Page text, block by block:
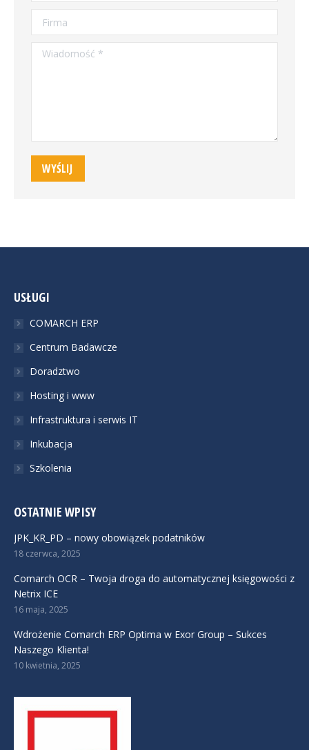
Firma
Wiadomość *
WYŚLIJ
USŁUGI
COMARCH ERP
Centrum Badawcze
Doradztwo
Hosting i www
Infrastruktura i serwis IT
Inkubacja
Szkolenia
OSTATNIE WPISY
JPK_KR_PD – nowy obowiązek podatników
18 czerwca, 2025
Comarch OCR – Twoja droga do automatycznej księgowości z
Netrix ICE
16 maja, 2025
Wdrożenie Comarch ERP Optima w Exor Group – Sukces
Naszego Klienta!
10 kwietnia, 2025